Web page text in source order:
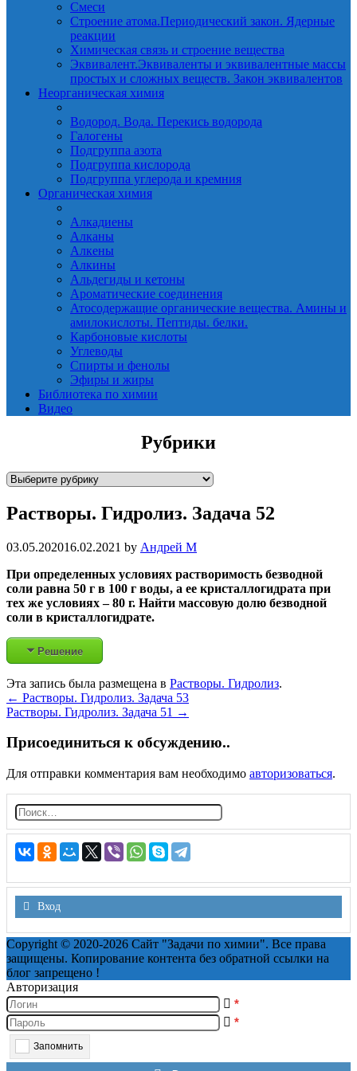
Смеси
Строение атома.Периодический закон. Ядерные
реакции
Химическая связь и строение вещества
Эквивалент.Эквиваленты и эквивалентные массы
простых и сложных веществ. Закон эквивалентов
Неорганическая химия
Водород. Вода. Перекись водорода
Галогены
Подгруппа азота
Подгруппа кислорода
Подгруппа углерода и кремния
Органическая химия
Алкадиены
Алканы
Алкены
Алкины
Альдегиды и кетоны
Ароматические соединения
Атосодержащие органические вещества. Амины и
амилокислоты. Пептиды. белки.
Карбоновые кислоты
Углеводы
Спирты и фенолы
Эфиры и жиры
Библиотека по химии
Видео
Рубрики
Р
б
и
и
Растворы. Гидролиз. Задача 52
03.05.202016.02.2021 by Андрей М
При определенных условиях растворимость безводной
соли равна 50 г в 100 г воды, а ее кристаллогидрата при
тех же условиях – 80 г. Найти массовую долю безводной
соли в кристаллогидрате.
Решение
Эта запись была размещена в Растворы. Гидролиз.
Post
navigation
← Растворы. Гидролиз. Задача 53
Растворы. Гидролиз. Задача 51 →
Присоединиться к обсуждению..
Для отправки комментария вам необходимо авторизоваться.
Н
а
й
т
и:
Вход
Copyright © 2020-2026 Сайт "Задачи по химии". Все права
защищены. Копирование контента без обратной ссылки на
блог запрещено !
Авторизация
*
*
Запомнить